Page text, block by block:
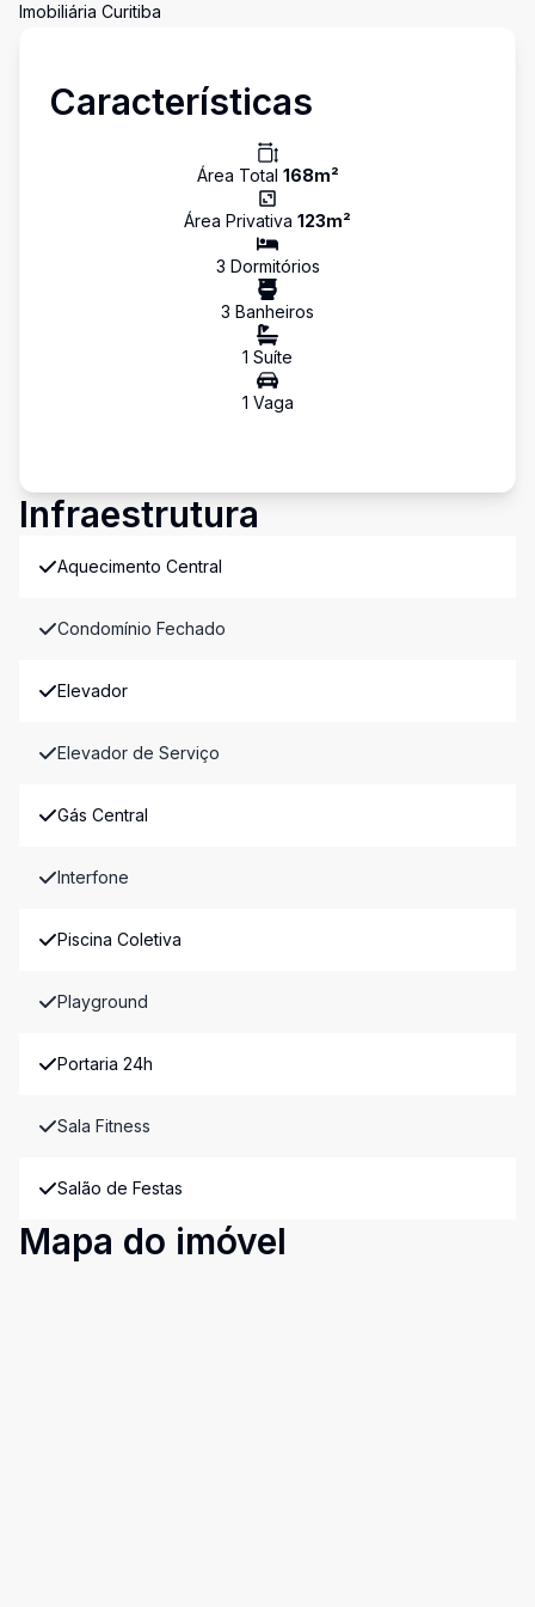
Imobiliária Curitiba
Características
Área Total 168m²
Área Privativa 123m²
3 Dormitórios
3 Banheiros
1 Suíte
1 Vaga
Infraestrutura
Aquecimento Central
Condomínio Fechado
Elevador
Elevador de Serviço
Gás Central
Interfone
Piscina Coletiva
Playground
Portaria 24h
Sala Fitness
Salão de Festas
Mapa do imóvel